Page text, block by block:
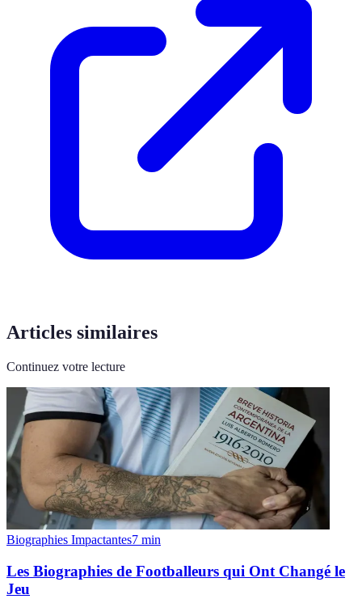
Articles similaires
Continuez votre lecture
Biographies Impactantes7 min
Les Biographies de Footballeurs qui Ont Changé le
Jeu